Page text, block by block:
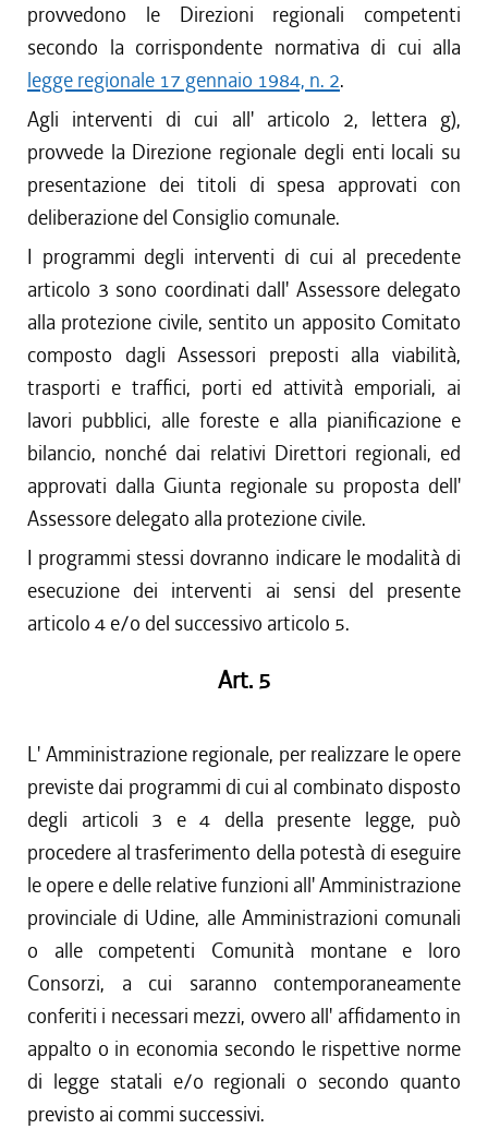
provvedono le Direzioni regionali competenti
secondo la corrispondente normativa di cui alla
legge regionale 17 gennaio 1984, n. 2.
Agli interventi di cui all' articolo 2, lettera g),
provvede la Direzione regionale degli enti locali su
presentazione dei titoli di spesa approvati con
deliberazione del Consiglio comunale.
I programmi degli interventi di cui al precedente
articolo 3 sono coordinati dall' Assessore delegato
alla protezione civile, sentito un apposito Comitato
composto dagli Assessori preposti alla viabilità,
trasporti e traffici, porti ed attività emporiali, ai
lavori pubblici, alle foreste e alla pianificazione e
bilancio, nonché dai relativi Direttori regionali, ed
approvati dalla Giunta regionale su proposta dell'
Assessore delegato alla protezione civile.
I programmi stessi dovranno indicare le modalità di
esecuzione dei interventi ai sensi del presente
articolo 4 e/o del successivo articolo 5.
Art. 5
L' Amministrazione regionale, per realizzare le opere
previste dai programmi di cui al combinato disposto
degli articoli 3 e 4 della presente legge, può
procedere al trasferimento della potestà di eseguire
le opere e delle relative funzioni all' Amministrazione
provinciale di Udine, alle Amministrazioni comunali
o alle competenti Comunità montane e loro
Consorzi, a cui saranno contemporaneamente
conferiti i necessari mezzi, ovvero all' affidamento in
appalto o in economia secondo le rispettive norme
di legge statali e/o regionali o secondo quanto
previsto ai commi successivi.